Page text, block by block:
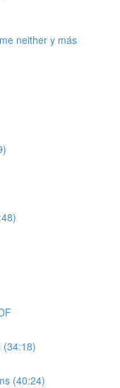
neither y más
(34:18)
(40:24)